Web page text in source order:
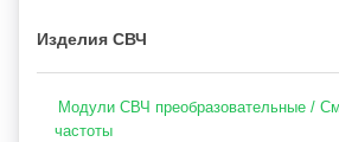
Изделия СВЧ
Модули СВЧ преобразовательные /
частоты